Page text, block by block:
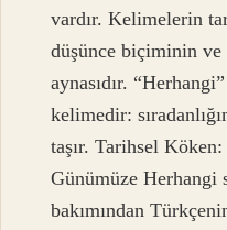
vardır. Kelimelerin
düşünce biçiminin
aynasıdır.
kelimedir:
taşır. Tarihsel
Günümüze Herhangi
bakımından